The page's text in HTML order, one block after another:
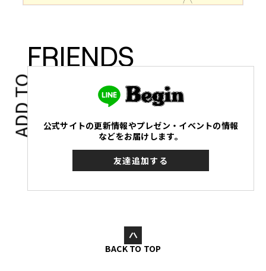
ADD TO
FRIENDS
公式サイトの更新情報やプレゼン・イベントの情報
などをお届けします。
友達追加する
BACK TO TOP